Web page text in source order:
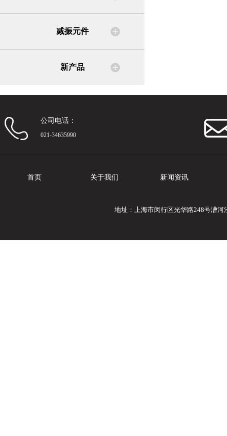
减振元件
新产品
公司电话：
021-34635990
首页 关于我们 新闻资讯
地址：上海市闵行区光华路248号漕